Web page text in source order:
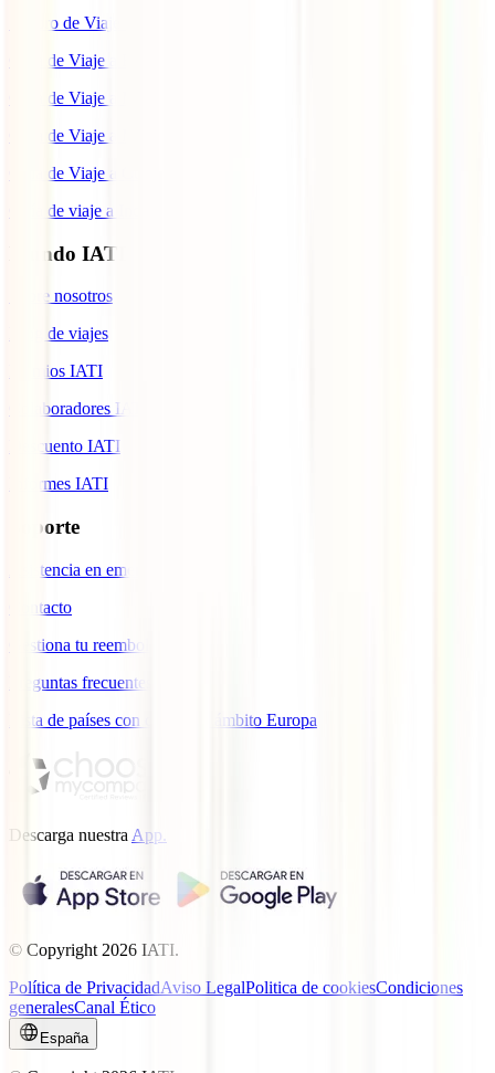
Seguro de Viaje a Colombia
Guía de Viaje a Estados Unidos
Guía de Viaje a México
Guía de Viaje a Marruecos
Guía de Viaje a Cuba
Guía de viaje a Indonesia
Mundo IATI
Sobre nosotros
Blog de viajes
Premios IATI
Colaboradores IATI
Descuento IATI
Informes IATI
Soporte
Asistencia en emergencias
Contacto
Gestiona tu reembolso
Preguntas frecuentes
Lista de países con cobertura ámbito Europa
Descarga nuestra App.
© Copyright 2026 IATI.
Política de PrivacidadAviso LegalPolitica de cookiesCondiciones
generalesCanal Ético
España